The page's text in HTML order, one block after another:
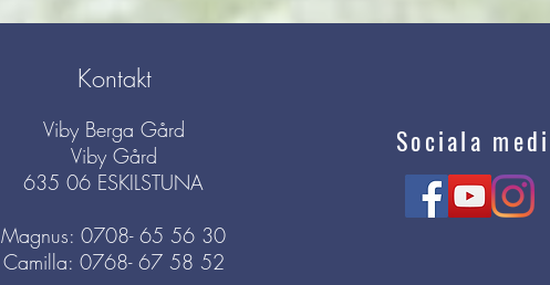
Kontakt
Viby Berga Gård
Viby Gård
635 06 ESKILSTUNA
Magnus: 0708- 65 56 30
Camilla: 0768- 67 58 52
Sociala